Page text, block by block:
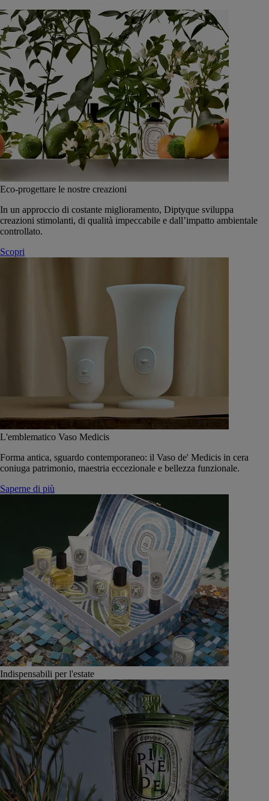
Eco-progettare le nostre creazioni
In un approccio di costante miglioramento, Diptyque sviluppa
creazioni stimolanti, di qualità impeccabile e dall’impatto ambientale
controllato.
Scopri
L'emblematico Vaso Medicis
Forma antica, sguardo contemporaneo: il Vaso de' Medicis in cera
coniuga patrimonio, maestria eccezionale e bellezza funzionale.
Saperne di più
Indispensabili per l'estate